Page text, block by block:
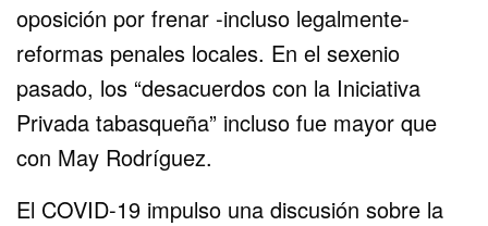
oposición por frenar -incluso legalmente-
reformas penales locales. En el sexenio
pasado, los “desacuerdos con la Iniciativa
Privada tabasqueña” incluso fue mayor que
con May Rodríguez.
El COVID-19 impulso una discusión sobre la